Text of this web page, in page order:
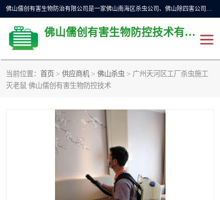
佛山儒创有害生物防治有限公司是一家佛山南海区杀虫公司、佛山除四害公司、佛山灭白蚁公司、佛山白蚁防治公司，让您远离虫害困扰。要问佛山白蚁防治哪家好？佛山儒创有害生物防治有限公司全佛山、广州，正规公司，上门勘查，可靠，售后有保障。
佛山儒创有害生物防控技术有限公司
当前位置： 首页 > 供应商机 > 佛山杀虫 > 广州天河区工厂杀虫施工
灭老鼠 佛山儒创有害生物防控技术
除四害公司
佛山白蚁防治公司
佛山灭白蚁公司
佛山除四害公司 灭鼠
消杀